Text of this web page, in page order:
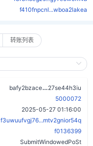
f410fnpcnl...wboa2lakea
转账列表
bafy2bzace
27se44h3iu
5000072
2025-05-27 01:16:00
f3uwuufvgj76...mtv2gnior54q
f0136399
SubmitWindowedPoSt